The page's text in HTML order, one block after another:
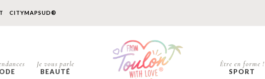
CITYMAPSUD®
Je vous parle
BEAUTÉ
Être en forme !
SPORT